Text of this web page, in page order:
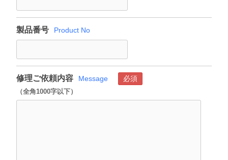
製品番号 Product No
修理ご依頼内容 Message
必須
（全角1000字以下）